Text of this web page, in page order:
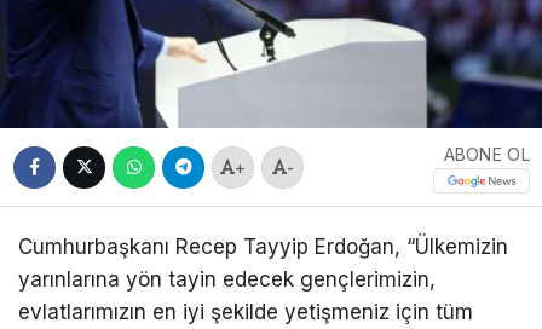
+ -
ABONE OL
Cumhurbaşkanı Recep Tayyip Erdoğan, “Ülkemizin
yarınlarına yön tayin edecek gençlerimizin,
evlatlarımızın en iyi şekilde yetişmeniz için tüm